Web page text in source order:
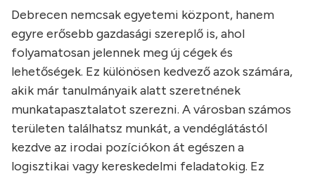
Debrecen nemcsak egyetemi központ, hanem
egyre erősebb gazdasági szereplő is, ahol
folyamatosan jelennek meg új cégek és
lehetőségek. Ez különösen kedvező azok számára,
akik már tanulmányaik alatt szeretnének
munkatapasztalatot szerezni. A városban számos
területen találhatsz munkát, a vendéglátástól
kezdve az irodai pozíciókon át egészen a
logisztikai vagy kereskedelmi feladatokig. Ez